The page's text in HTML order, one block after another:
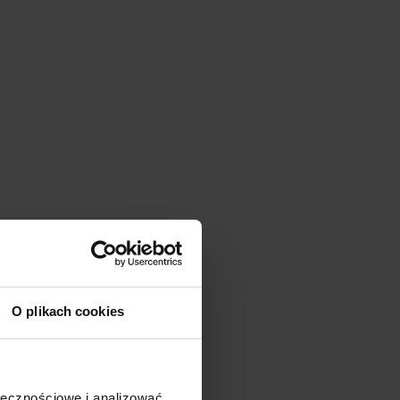
O plikach cookies